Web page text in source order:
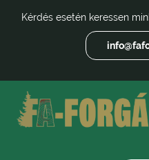
Kérdés esetén keressen